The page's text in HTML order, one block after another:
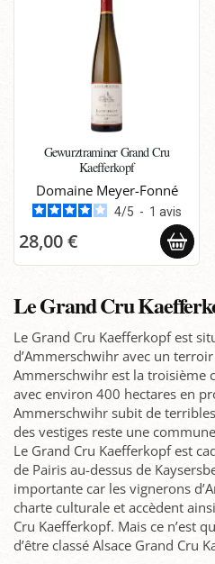
Gewurztraminer Grand Cru
Kaefferkopf
Domaine Meyer-Fonné
4/5 - 1 avis
28,00 €
Le Grand Cru
Le Grand Cru Kaefferkopf est
d’Ammerschwihr avec un
Ammerschwihr est la troisième
avec environ 400 hectares en
Ammerschwihr subit de
des vestiges reste une
Le Grand Cru Kaefferkopf est
de Pairis au-dessus de
importante car les vignerons
charte culturale et accèdent
Cru Kaefferkopf. Mais ce n’est
d’être classé Alsace Grand Cru